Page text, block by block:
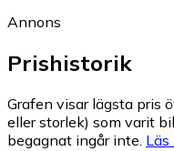
Annons
Prishistorik
Grafen visar lägsta pris
eller storlek) som varit
begagnat ingår inte. Läs